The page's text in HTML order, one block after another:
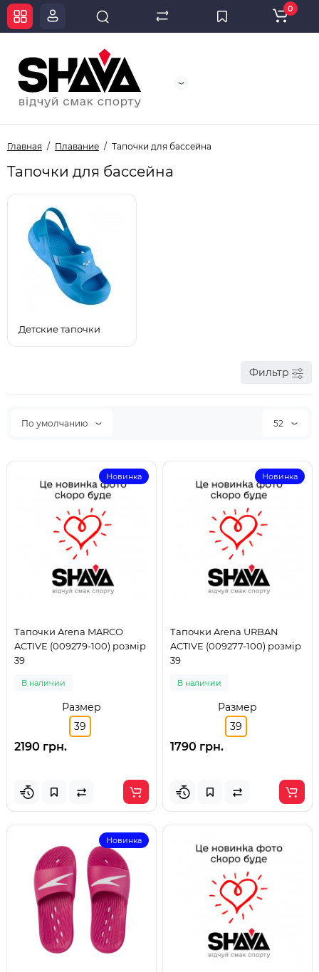
0
Главная Плавание Тапочки для бассейна
Тапочки для бассейна
Детские тапочки
Фильтр
По умолчанию 52
Новинка
Тапочки Arena MARCO
ACTIVE (009279-100) розмір
39
В наличии
Размер
39
2190 грн.
Новинка
Тапочки Arena URBAN
ACTIVE (009277-100) розмір
39
В наличии
Размер
39
1790 грн.
Новинка